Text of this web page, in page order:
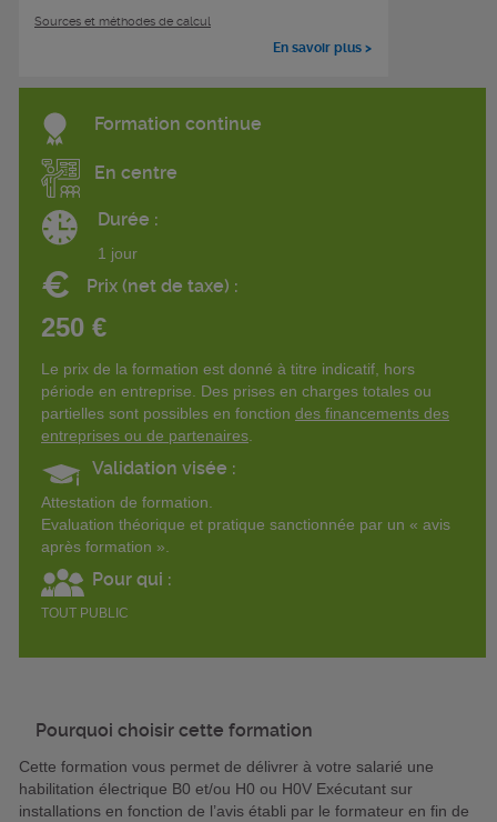
Sources et méthodes de calcul
En savoir plus >
Formation continue
En centre
Durée :
1 jour
€ Prix (net de taxe) :
250 €
Le prix de la formation est donné à titre indicatif, hors
période en entreprise. Des prises en charges totales ou
partielles sont possibles en fonction des financements des
entreprises ou de partenaires.
Validation visée :
Attestation de formation.
Evaluation théorique et pratique sanctionnée par un « avis
après formation ».
Pour qui :
TOUT PUBLIC
Pourquoi choisir cette formation
Cette formation vous permet de délivrer à votre salarié une
habilitation électrique B0 et/ou H0 ou H0V Exécutant sur
installations en fonction de l’avis établi par le formateur en fin de